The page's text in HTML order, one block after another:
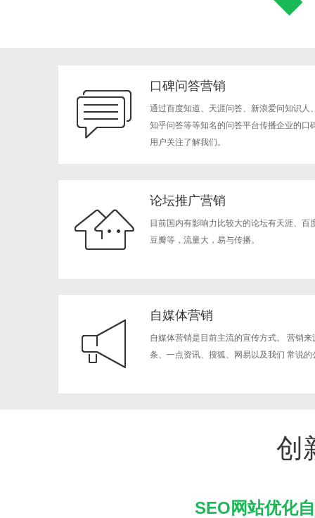
口碑问答营销
通过百度知道、天涯问答、新浪爱问知识人
知乎问答等等知名的问答平台传播企业的口
用户关注了解我们。
论坛推广营销
目前国内有影响力比较大的论坛有天涯、百
豆瓣等，流量大，易与传播。
自媒体营销
自媒体营销是目前主流的宣传方式。 营销
条、一点资讯、搜狐、网易以及我们 常说的
创
SEO网站优化